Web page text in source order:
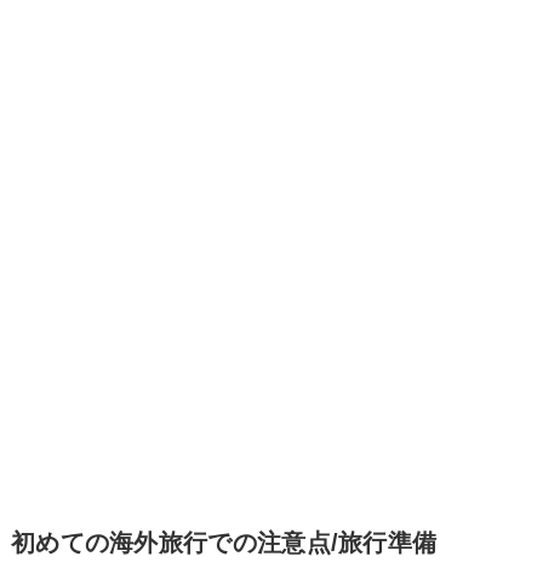
初めての海外旅行での注意点/旅行準備